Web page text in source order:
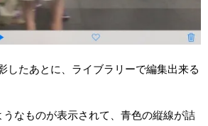
したあとに、ライブラリーで編集出来る
うなものが表示されて、青色の縦線が詰